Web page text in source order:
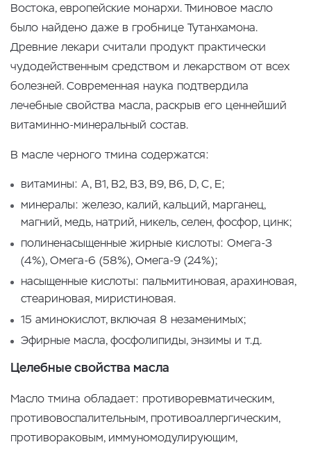
Востока, европейские монархи. Тминовое масло
было найдено даже в гробнице Тутанхамона.
Древние лекари считали продукт практически
чудодейственным средством и лекарством от всех
болезней. Современная наука подтвердила
лечебные свойства масла, раскрыв его ценнейший
витаминно-минеральный состав.
В масле черного тмина содержатся:
витамины: А, В1, В2, В3, В9, В6, D, С, Е;
минералы: железо, калий, кальций, марганец,
магний, медь, натрий, никель, селен, фосфор, цинк;
полиненасыщенные жирные кислоты: Омега-3
(4%), Омега-6 (58%), Омега-9 (24%);
насыщенные кислоты: пальмитиновая, арахиновая,
стеариновая, миристиновая.
15 аминокислот, включая 8 незаменимых;
Эфирные масла, фосфолипиды, энзимы и т.д.
Целебные свойства масла
Масло тмина обладает: противоревматическим,
противовоспалительным, противоаллергическим,
противораковым, иммуномодулирующим,